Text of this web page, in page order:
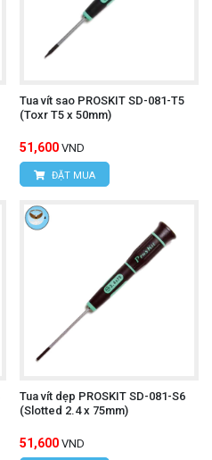
Tua vít sao PROSKIT SD-081-T5
(Toxr T5 x 50mm)
51,600 VND
ĐẶT MUA
Tua vít dẹp PROSKIT SD-081-S6
(Slotted 2.4 x 75mm)
51,600 VND